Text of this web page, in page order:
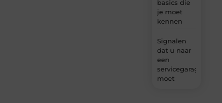
basics die
je moet
kennen
Signalen
dat u naar
een
servicegarage
moet